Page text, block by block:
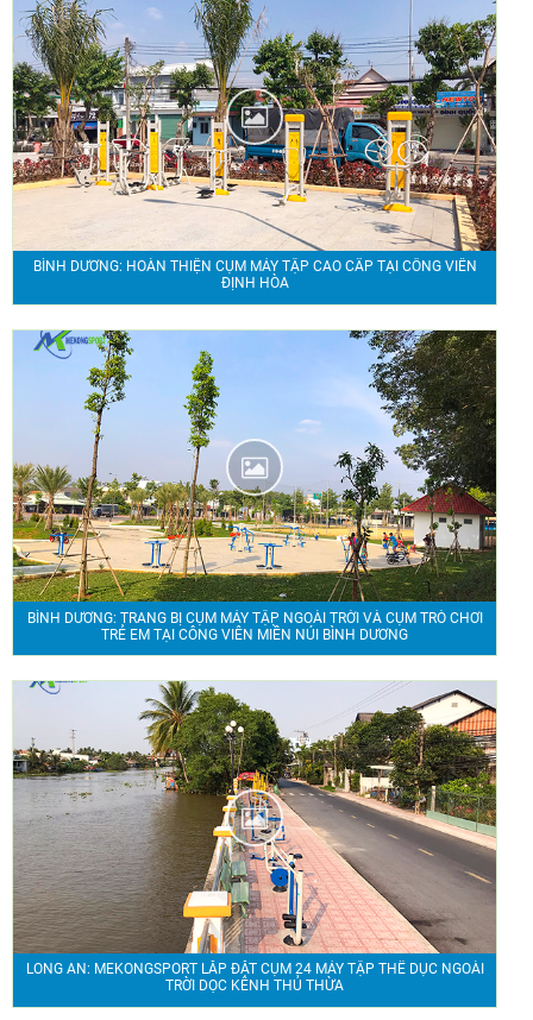
BÌNH DƯƠNG: HOÀN THIỆN CỤM MÁY TẬP CAO CẤP TẠI CÔNG VIÊN
ĐỊNH HÒA
BÌNH DƯƠNG: TRANG BỊ CỤM MÁY TẬP NGOÀI TRỜI VÀ CỤM TRÒ CHƠI
TRẺ EM TẠI CÔNG VIÊN MIỀN NÚI BÌNH DƯƠNG
LONG AN: MEKONGSPORT LẮP ĐẶT CỤM 24 MÁY TẬP THỂ DỤC NGOÀI
TRỜI DỌC KÊNH THỦ THỪA